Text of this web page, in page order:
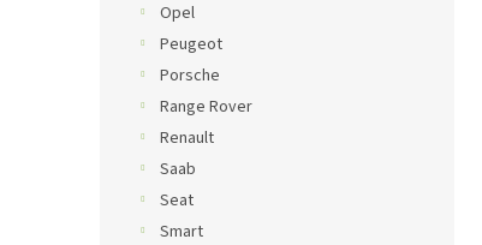
Opel
Peugeot
Porsche
Range Rover
Renault
Saab
Seat
Smart